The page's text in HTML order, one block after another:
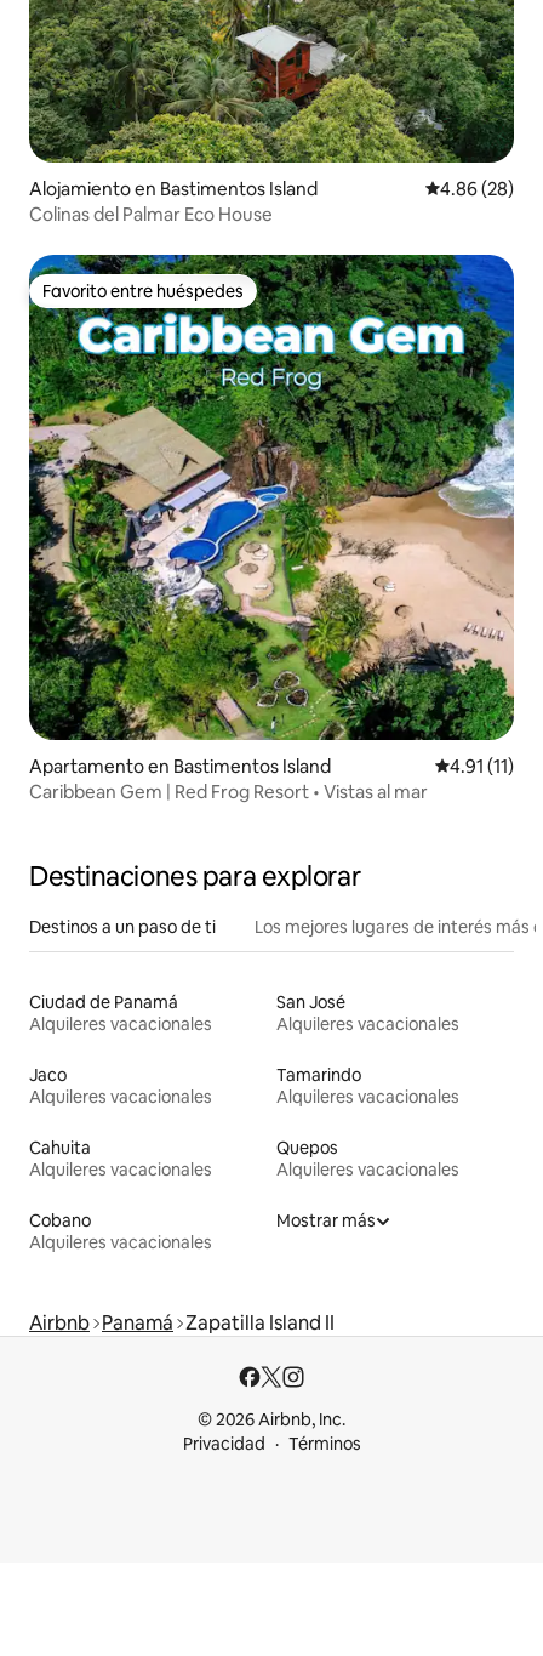
Alojamiento en Bastimentos Island Calificación
4.86 (28)
Colinas del Palmar Eco House
Favorito entre huéspedes
Favorito entre huéspedes
Apartamento en Bastimentos Island Calificación
4.91 (11)
Caribbean Gem | Red Frog Resort • Vistas al mar
Destinaciones para explorar
Destinos a un paso de ti Los mejores lugares de interés más
Ciudad de Panamá
Alquileres vacacionales
San José
Alquileres vacacionales
Jaco
Alquileres vacacionales
Tamarindo
Alquileres vacacionales
Cahuita
Alquileres vacacionales
Quepos
Alquileres vacacionales
Cobano
Alquileres vacacionales
Mostrar más
Airbnb Panamá Zapatilla Island II
© 2026 Airbnb, Inc.
Privacidad
Términos